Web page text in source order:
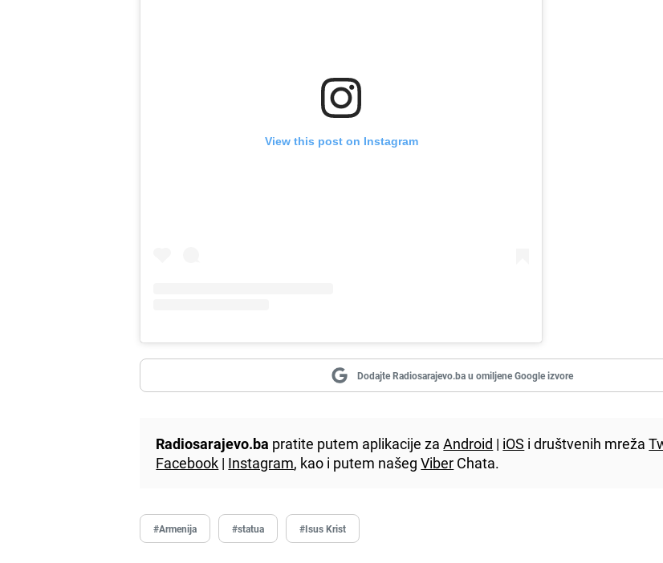
View this post on Instagram
Dodajte Radiosarajevo.ba u omiljene Google izvore
Radiosarajevo.ba pratite putem aplikacije zaAndroid | iOS i društvenih mreža
Facebook | Instagram, kao i putem našegViber Chata.
#Armenija #statua #Isus Krist